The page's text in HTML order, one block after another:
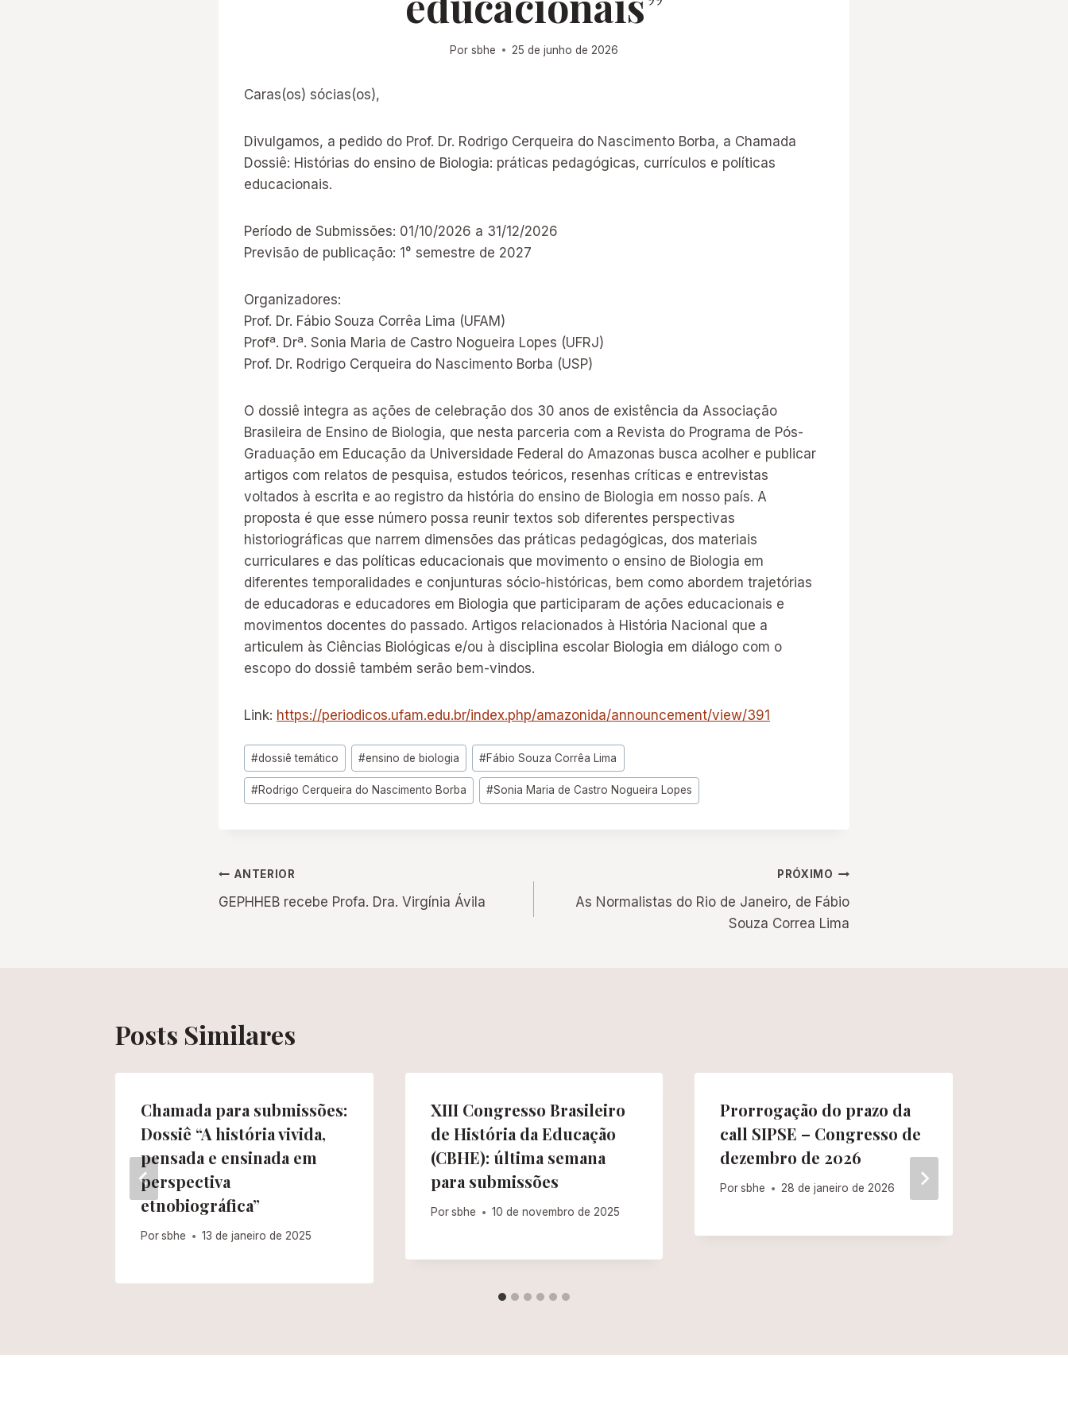
Por sbhe 25 de junho de 2026
Caras(os) sócias(os),
Divulgamos, a pedido do Prof. Dr. Rodrigo Cerqueira do Nascimento Borba, a Chamada
Dossiê: Histórias do ensino de Biologia: práticas pedagógicas, currículos e políticas
educacionais.
Período de Submissões: 01/10/2026 a 31/12/2026
Previsão de publicação: 1° semestre de 2027
Organizadores:
Prof. Dr. Fábio Souza Corrêa Lima (UFAM)
Profª. Drª. Sonia Maria de Castro Nogueira Lopes (UFRJ)
Prof. Dr. Rodrigo Cerqueira do Nascimento Borba (USP)
O dossiê integra as ações de celebração dos 30 anos de existência da Associação
Brasileira de Ensino de Biologia, que nesta parceria com a Revista do Programa de Pós-
Graduação em Educação da Universidade Federal do Amazonas busca acolher e publicar
artigos com relatos de pesquisa, estudos teóricos, resenhas críticas e entrevistas
voltados à escrita e ao registro da história do ensino de Biologia em nosso país. A
proposta é que esse número possa reunir textos sob diferentes perspectivas
historiográficas que narrem dimensões das práticas pedagógicas, dos materiais
curriculares e das políticas educacionais que movimento o ensino de Biologia em
diferentes temporalidades e conjunturas sócio-históricas, bem como abordem trajetórias
de educadoras e educadores em Biologia que participaram de ações educacionais e
movimentos docentes do passado. Artigos relacionados à História Nacional que a
articulem às Ciências Biológicas e/ou à disciplina escolar Biologia em diálogo com o
escopo do dossiê também serão bem-vindos.
Link: https://periodicos.ufam.edu.br/index.php/amazonida/announcement/view/391
Tags
do
Post:
#dossiê temático #ensino de biologia #Fábio Souza Corrêa Lima
#Rodrigo Cerqueira do Nascimento Borba #Sonia Maria de Castro Nogueira Lopes
Navegação
ANTERIOR
GEPHHEB recebe Profa. Dra. Virgínia Ávila
PRÓXIMO
As Normalistas do Rio de Janeiro, de Fábio
Souza Correa Lima
Posts Similares
Chamada para submissões:
Dossiê “A história vivida,
pensada e ensinada em
perspectiva
etnobiográfica”
Porsbhe 13 de janeiro de 2025
XIII Congresso Brasileiro
de História da Educação
(CBHE): última semana
para submissões
Por sbhe 10 de novembro de 2025
Prorrogação do prazo da
call SIPSE – Congresso de
dezembro de 2026
Por sbhe 28 de janeiro de 2026